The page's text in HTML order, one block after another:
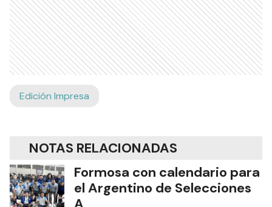
Edición Impresa
NOTAS RELACIONADAS
Formosa con calendario para
el Argentino de Selecciones